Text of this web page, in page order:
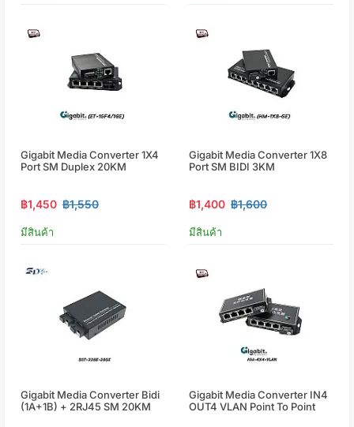
Gigabit Media Converter 1X4
Port SM Duplex 20KM
฿1,450 ฿1,550
มีสินค้า
Gigabit Media Converter 1X8
Port SM BIDI 3KM
฿1,400 ฿1,600
มีสินค้า
Gigabit Media Converter Bidi
(1A+1B) + 2RJ45 SM 20KM
Gigabit Media Converter IN4
OUT4 VLAN Point To Point